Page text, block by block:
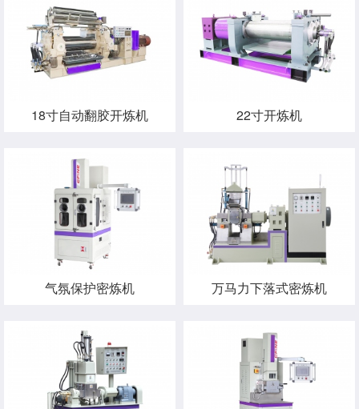
18寸自动翻胶开炼机 22寸开炼机
气氛保护密炼机 万马力下落式密炼机